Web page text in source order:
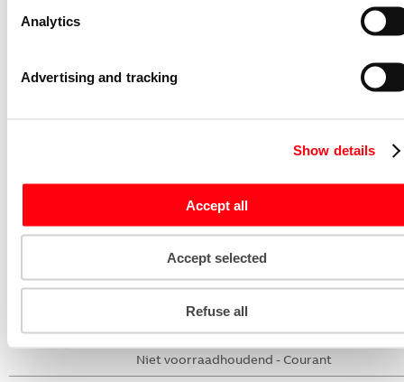
Analytics
Advertising and tracking
Show details
Accept all
Accept selected
Refuse all
vermogensschakelaar System pro M
GHS2001901R0003
M compact CMS sensor 20A TRMS
2CCA880102R0001
Niet voorraadhoudend - Courant
Nevenapparaat modulair System pro M
compact Hulpcontact 2M
S2C-H20L
Niet voorraadhoudend - Courant